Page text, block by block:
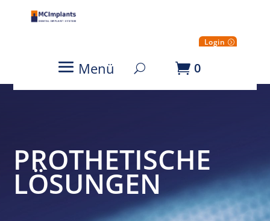
Login
Menü 0
PROTHETISCHE
LÖSUNGEN